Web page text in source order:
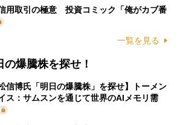
用取引の極意 投資コミック「俺がカブ番
一覧を見る
の爆騰株を探せ！
松信博氏「明日の爆騰株」を探せ】トーメン
ス：サムスンを通じて世界のAIメモリ需